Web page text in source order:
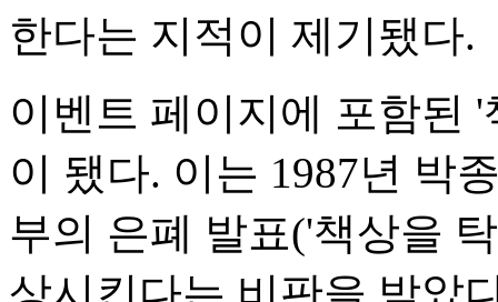
한다는 지적이 제기됐다.
이벤트 페이지에 포함된
이 됐다. 이는 1987년 박
부의 은폐 발표('책상을